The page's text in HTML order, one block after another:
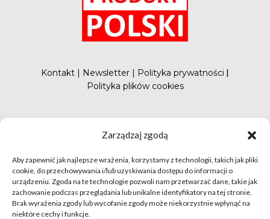
Zarządzaj zgodą
Aby zapewnić jak najlepsze wrażenia, korzystamy z technologii, takich jak pliki
cookie, do przechowywania i/lub uzyskiwania dostępu do informacji o
urządzeniu. Zgoda na te technologie pozwoli nam przetwarzać dane, takie jak
zachowanie podczas przeglądania lub unikalne identyfikatory na tej stronie.
Brak wyrażenia zgody lub wycofanie zgody może niekorzystnie wpłynąć na
niektóre cechy i funkcje.
Kontakt | Newsletter | Polityka prywatności |
Polityka plików cookies